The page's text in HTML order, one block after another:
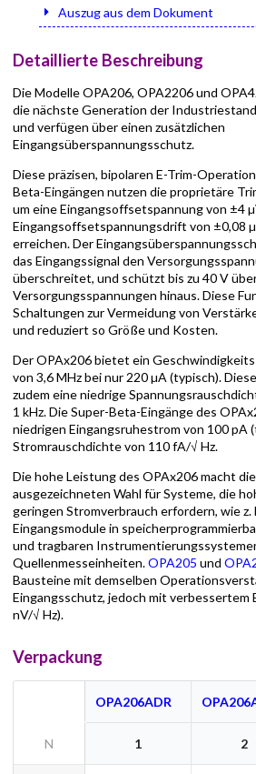
Auszug aus dem Dokument
Detaillierte Beschreibung
Die Modelle OPA206, OPA2206 und
die nächste Generation der
und verfügen über einen zusätzlichen
Eingangsüberspannungsschutz.
Diese präzisen, bipolaren E-Trim-
Beta-Eingängen nutzen die proprietäre
um eine Eingangsoffsetspannung von ±4
Eingangsoffsetspannungsdrift von ±0,08
erreichen. Der
das Eingangssignal den
überschreitet, und schützt bis zu 40 V
Versorgungsspannungen hinaus. Diese
Schaltungen zur Vermeidung von
und reduziert so Größe und Kosten.
Der OPAx206 bietet ein
von 3,6 MHz bei nur 220 µA (typisch).
zudem eine niedrige
1 kHz. Die Super-Beta-Eingänge des
niedrigen Eingangsruhestrom von 100 pA
Stromrauschdichte von 110 fA/√ Hz.
Die hohe Leistung des OPAx206 macht
ausgezeichneten Wahl für Systeme, die
geringen Stromverbrauch erfordern, wie z.
Eingangsmodule in
und tragbaren
Quellenmesseinheiten.OPA205 und
Bausteine mit demselben
Eingangsschutz, jedoch mit verbessertem
nV/√ Hz).
Verpackung
OPA206ADR
N 1 2